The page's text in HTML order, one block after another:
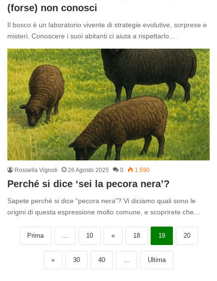
(forse) non conosci
Il bosco è un laboratorio vivente di strategie evolutive, sorprese e
misteri. Conoscere i suoi abitanti ci aiuta a rispettarlo…
Rossella Vignoli 26 Agosto 2025 0 1.590
Perché si dice ‘sei la pecora nera’?
Sapete perché si dice “pecora nera”? Vi diciamo quali sono le
origini di questa espressione molto comune, e scoprirete che…
Prima 10 « 18 19 20
» 30 40 Ultima